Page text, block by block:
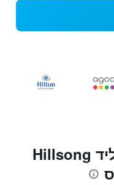
המלונות הזולים ביותר ליד Hillsong